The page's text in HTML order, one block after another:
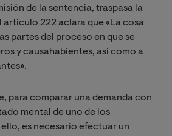
de la sentencia, traspasa la
artículo 222 aclara que «La cosa
partes del proceso en que se
y causahabientes, así como a
para comparar una demanda con
mental de uno de los
es necesario efectuar un